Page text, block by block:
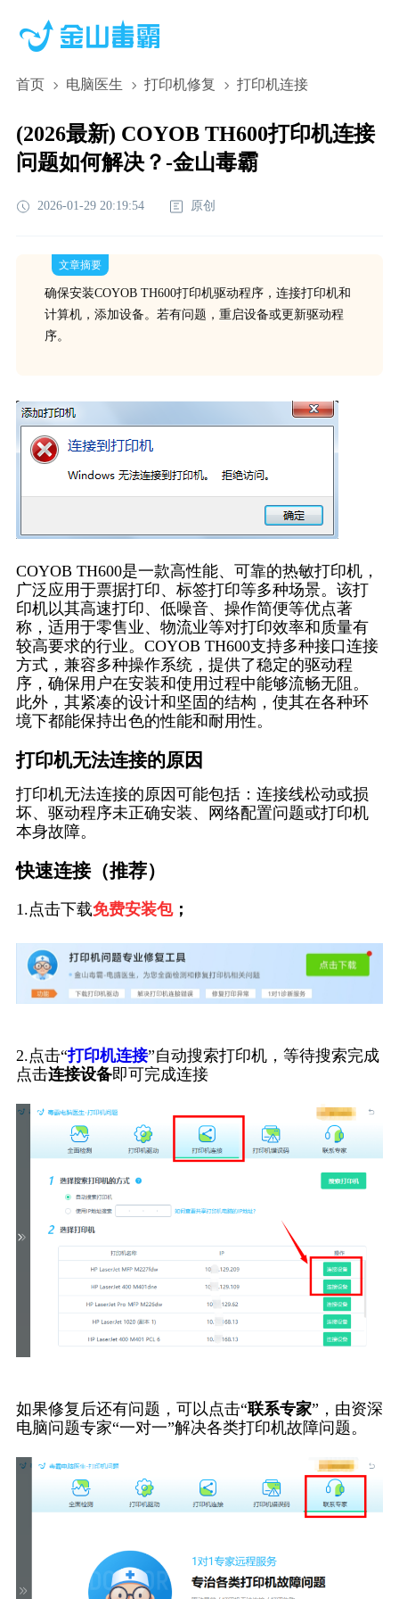
首页 电脑医生 打印机修复 打印机连接
(2026最新) COYOB TH600打印机连接
问题如何解决？-金山毒霸
2026-01-29 20:19:54 原创
文章摘要
确保安装COYOB TH600打印机驱动程序，连接打印机和
计算机，添加设备。若有问题，重启设备或更新驱动程
序。
COYOB TH600是一款高性能、可靠的热敏打印机，
广泛应用于票据打印、标签打印等多种场景。该打
印机以其高速打印、低噪音、操作简便等优点著
称，适用于零售业、物流业等对打印效率和质量有
较高要求的行业。COYOB TH600支持多种接口连接
方式，兼容多种操作系统，提供了稳定的驱动程
序，确保用户在安装和使用过程中能够流畅无阻。
此外，其紧凑的设计和坚固的结构，使其在各种环
境下都能保持出色的性能和耐用性。
打印机无法连接的原因
打印机无法连接的原因可能包括：连接线松动或损
坏、驱动程序未正确安装、网络配置问题或打印机
本身故障。
快速连接（推荐）
1.点击下载免费安装包；
2.点击“打印机连接”自动搜索打印机，等待搜索完成
点击连接设备即可完成连接
如果修复后还有问题，可以点击“联系专家”，由资深
电脑问题专家“一对一”解决各类打印机故障问题。